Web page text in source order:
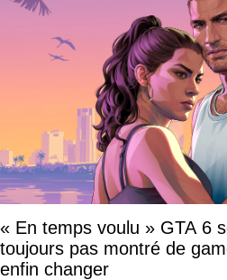
« En temps voulu » GTA 6
toujours pas montré de
enfin changer